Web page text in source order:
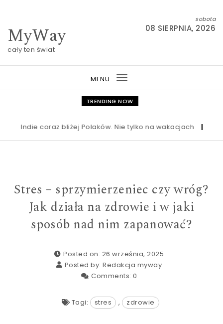
MyWay
cały ten świat
sobota
08 SIERPNIA, 2026
MENU
Toggle
navigation
TRENDING NOW
coraz bliżej Polaków. Nie tylko na wakacjach | Nowa
Stres – sprzymierzeniec czy wróg?
Jak działa na zdrowie i w jaki
sposób nad nim zapanować?
Posted on: 26 września, 2025
Posted by: Redakcja myway
Comments: 0
Tagi: stres , zdrowie